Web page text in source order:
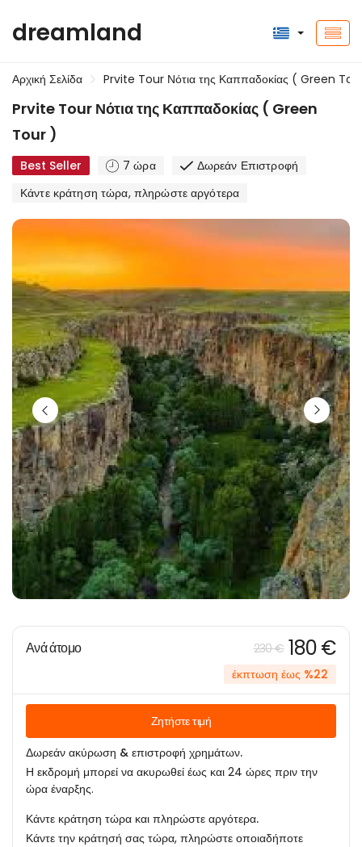
dreamland
Αρχική Σελίδα Prvite Tour Νότια της Καππαδοκίας ( Green
Prvite Tour Νότια της Καππαδοκίας ( Green
Tour )
Best Seller 7 ώρα
Δωρεάν Επιστροφή
Κάντε κράτηση τώρα, πληρώστε αργότερα
Ανά άτομο 230 € 180 €
έκπτωση έως %22
Ζητήστε τιμή
Δωρεάν ακύρωση & επιστροφή χρημάτων.
Η εκδρομή μπορεί να ακυρωθεί έως και 24 ώρες πριν την
ώρα έναρξης.
Κάντε κράτηση τώρα και πληρώστε αργότερα.
Κάντε την κράτησή σας τώρα, πληρώστε οποιαδήποτε